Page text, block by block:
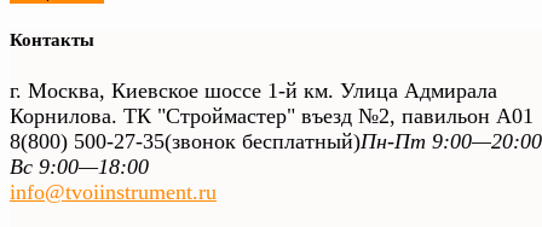
Контакты
г. Москва, Киевское шоссе 1-й км. Улица Адмирала
Корнилова. ТК "Строймастер" въезд №2, павильон А01
8(800) 500-27-35(звонок бесплатный)Пн-Пт
Вс 9:00—18:00
info@tvoiinstrument.ru